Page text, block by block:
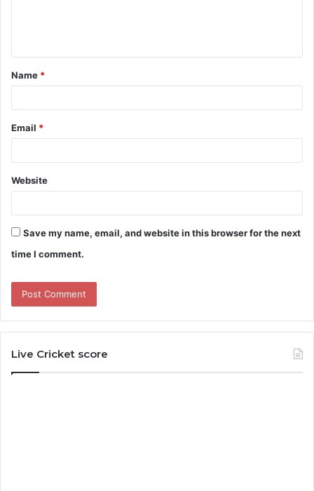
t
*
Name *
Email *
Website
Save my name, email, and website in this browser for the next
time I comment.
Live Cricket score